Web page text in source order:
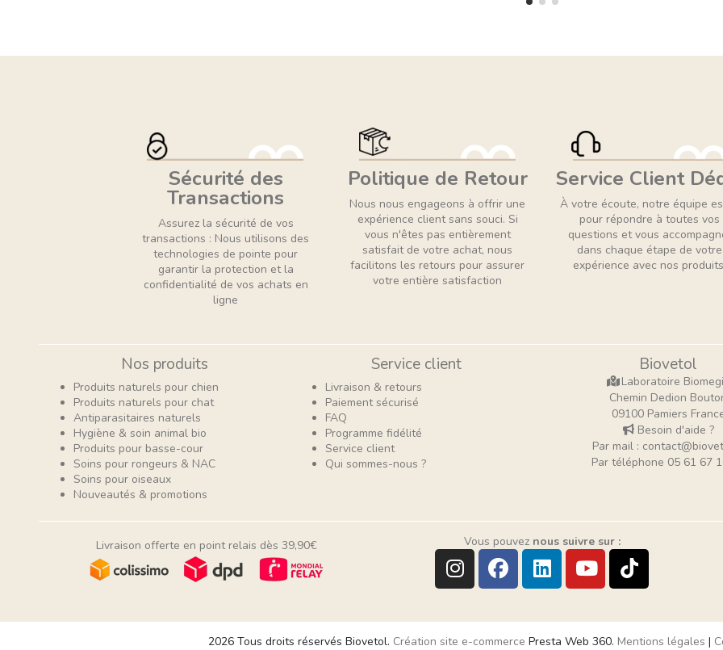
Sécurité des
Transactions
Assurez la sécurité de vos
transactions : Nous utilisons des
technologies de pointe pour
garantir la protection et la
confidentialité de vos achats en
ligne
Politique de Retour
Nous nous engageons à offrir une
expérience client sans souci. Si
vous n'êtes pas entièrement
satisfait de votre achat, nous
facilitons les retours pour assurer
votre entière satisfaction
Service Client
À votre écoute, notre équipe
pour répondre à toutes vos
questions et vous
dans chaque étape de votre
expérience avec nos
Nos produits
Produits naturels pour chien
Produits naturels pour chat
Antiparasitaires naturels
Hygiène & soin animal bio
Produits pour basse-cour
Soins pour rongeurs & NAC
Soins pour oiseaux
Nouveautés & promotions
Service client
Livraison & retours
Paiement sécurisé
FAQ
Programme fidélité
Service client
Qui sommes-nous ?
Biovetol
Laboratoire
Chemin Dedion
09100 Pamiers
Besoin d'aide ?
Par mail :
Par téléphone 05 61 67
Livraison offerte en point relais dès 39,90€ Vous pouvez nous suivre sur :
2026 Tous droits réservés Biovetol. Création site e-commerce Presta Web 360. Mentions légales |